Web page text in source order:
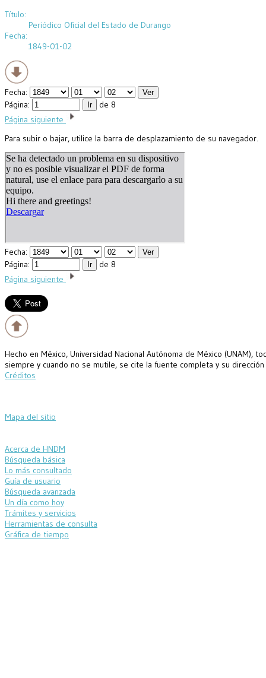
Título:
Periódico Oficial del Estado de Durango
Fecha:
1849-01-02
Fecha:
Página:
de 8
Página siguiente
Para subir o bajar, utilice la barra de desplazamiento de su navegador.
Fecha:
Página:
de 8
Página siguiente
Hecho en México, Universidad Nacional Autónoma de México
siempre y cuando no se mutile, se cite la fuente completa y su
Créditos
Mapa del sitio
Acerca de HNDM
Búsqueda básica
Lo más consultado
Guía de usuario
Búsqueda avanzada
Un día como hoy
Trámites y servicios
Herramientas de consulta
Gráfica de tiempo